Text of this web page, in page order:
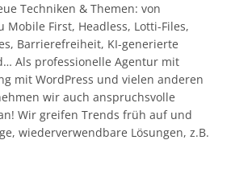
Techniken & Themen: von
Mobile First, Headless, Lotti-Files,
Barrierefreiheit, KI-generierte
Als professionelle Agentur mit
mit WordPress und vielen anderen
wir auch anspruchsvolle
Wir greifen Trends früh auf und
wiederverwendbare Lösungen, z.B.